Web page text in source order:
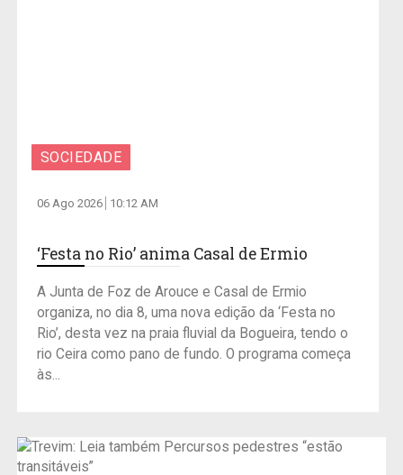
SOCIEDADE
06 Ago 2026 10:12 AM
‘Festa no Rio’ anima Casal de Ermio
A Junta de Foz de Arouce e Casal de Ermio
organiza, no dia 8, uma nova edição da ‘Festa no
Rio’, desta vez na praia fluvial da Bogueira, tendo o
rio Ceira como pano de fundo. O programa começa
às...